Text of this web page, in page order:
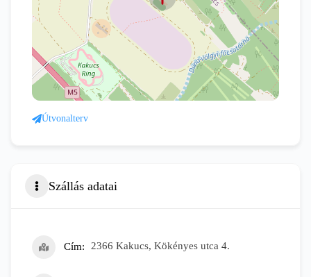
Útvonalterv
Szállás adatai
Cím 2366 Kakucs, Kökényes utca 4.